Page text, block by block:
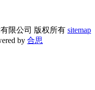
限公司 版权所有 sitemap
by 合思